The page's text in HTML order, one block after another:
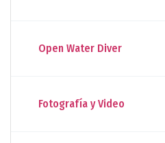
Open Water Diver
Fotografía y Video